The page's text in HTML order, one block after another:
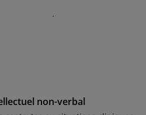
pour l'examen
des fondements
Merci pour votre
non-verbal